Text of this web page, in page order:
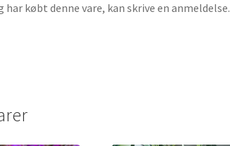
har købt denne vare, kan skrive en anmeldelse.